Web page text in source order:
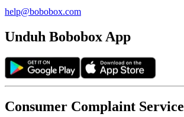
help@bobobox.com
Unduh Bobobox App
Consumer Complaint Service